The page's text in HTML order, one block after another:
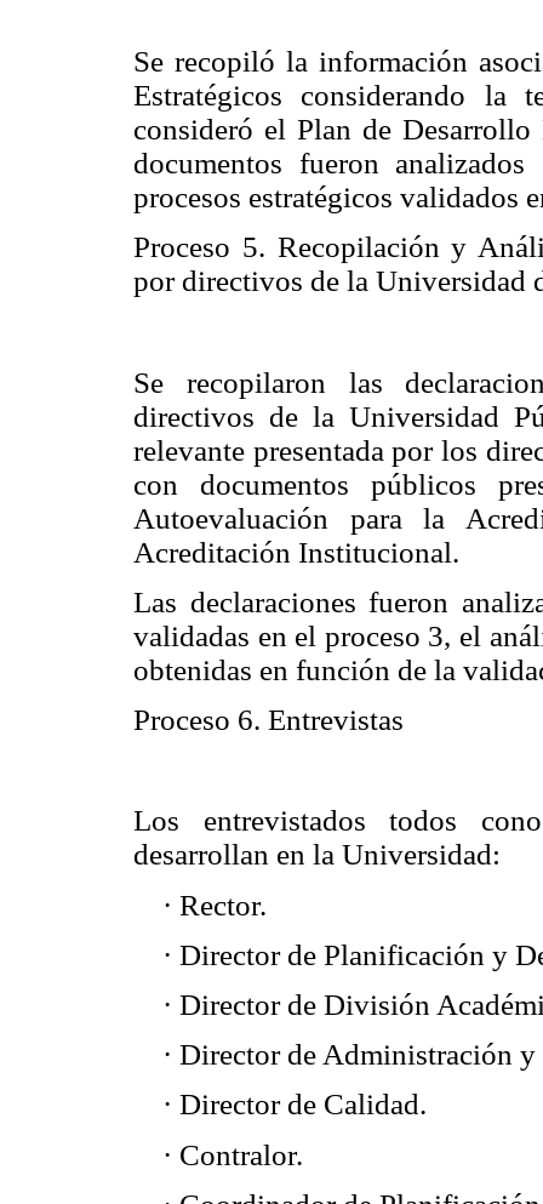
Se recopiló la información
Estratégicos considerando la
consideró el Plan de
documentos fueron
procesos estratégicos validados
Proceso 5. Recopilación y
por directivos de la Universidad
Se recopilaron las
directivos de la Universidad
relevante presentada por los
con documentos públicos
Autoevaluación para la
Acreditación Institucional.
Las declaraciones fueron
validadas en el proceso 3, el
obtenidas en función de la
Proceso 6. Entrevistas
Los entrevistados todos
desarrollan en la Universidad:
· Rector.
· Director de Planificación y
· Director de División
· Director de Administración y
· Director de Calidad.
· Contralor.